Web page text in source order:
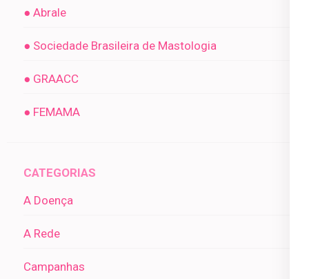
● Abrale
● Sociedade Brasileira de Mastologia
● GRAACC
● FEMAMA
CATEGORIAS
A Doença
A Rede
Campanhas